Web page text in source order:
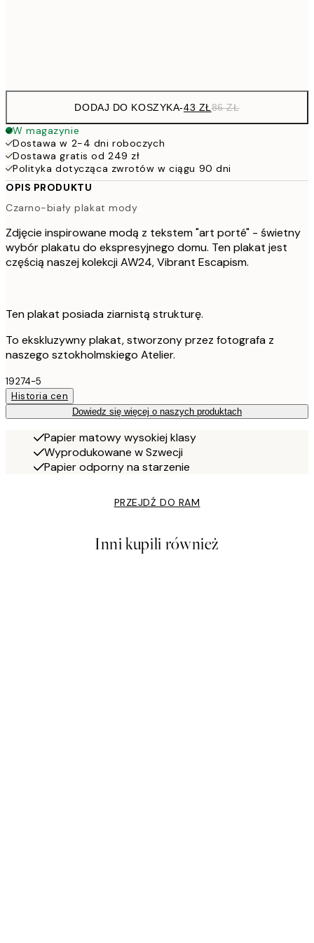
DODAJ DO KOSZYKA-43 ZŁ 86 ZŁ
W magazynie
Dostawa w 2-4 dni roboczych
Dostawa gratis od 249 zł
Polityka dotycząca zwrotów w ciągu 90 dni
OPIS PRODUKTU
Czarno-biały plakat mody
Zdjęcie inspirowane modą z tekstem "art porté" - świetny
wybór plakatu do ekspresyjnego domu. Ten plakat jest
częścią naszej kolekcji AW24, Vibrant Escapism.
Ten plakat posiada ziarnistą strukturę.
To ekskluzywny plakat, stworzony przez fotografa z
naszego sztokholmskiego Atelier.
19274-5
Historia cen
Dowiedz się więcej o naszych produktach
Papier matowy wysokiej klasy
Wyprodukowane w Szwecji
Papier odporny na starzenie
PRZEJDŹ DO RAM
Inni kupili również